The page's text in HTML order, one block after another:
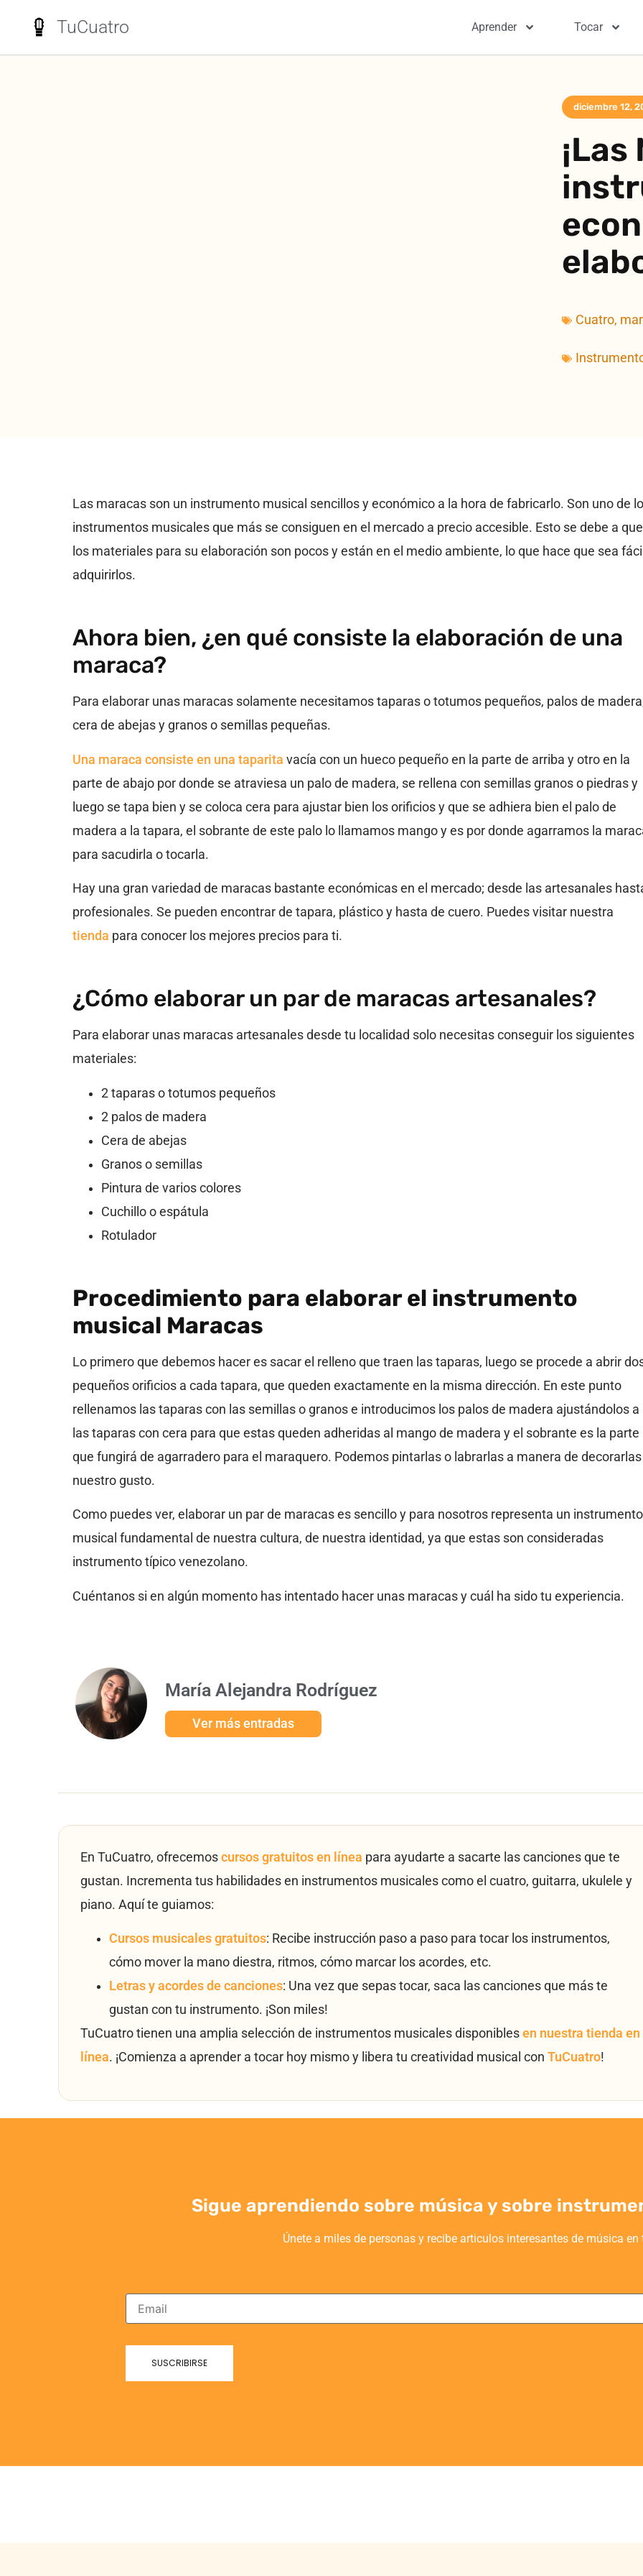
TuCuatro Aprender Tocar
diciembre 12,
Cuatro,
Las maracas son un instrumento musical sencillos y económico a la hora de fabricarlo. Son uno de
instrumentos musicales que más se consiguen en el mercado a precio accesible. Esto se debe a que
los materiales para su elaboración son pocos y están en el medio ambiente, lo que hace que sea
adquirirlos.
Ahora bien, ¿en qué consiste la elaboración de una
maraca?
Para elaborar unas maracas solamente necesitamos taparas o totumos pequeños, palos de
cera de abejas y granos o semillas pequeñas.
Una maraca consiste en una taparita vacía con un hueco pequeño en la parte de arriba y otro en la
parte de abajo por donde se atraviesa un palo de madera, se rellena con semillas granos o piedras y
luego se tapa bien y se coloca cera para ajustar bien los orificios y que se adhiera bien el palo de
madera a la tapara, el sobrante de este palo lo llamamos mango y es por donde agarramos la
para sacudirla o tocarla.
Hay una gran variedad de maracas bastante económicas en el mercado; desde las artesanales
profesionales. Se pueden encontrar de tapara, plástico y hasta de cuero. Puedes visitar nuestra
tienda para conocer los mejores precios para ti.
¿Cómo elaborar un par de maracas artesanales?
Para elaborar unas maracas artesanales desde tu localidad solo necesitas conseguir los siguientes
materiales:
2 taparas o totumos pequeños
2 palos de madera
Cera de abejas
Granos o semillas
Pintura de varios colores
Cuchillo o espátula
Rotulador
Procedimiento para elaborar el instrumento
musical Maracas
Lo primero que debemos hacer es sacar el relleno que traen las taparas, luego se procede a abrir
pequeños orificios a cada tapara, que queden exactamente en la misma dirección. En este punto
rellenamos las taparas con las semillas o granos e introducimos los palos de madera ajustándolos a
las taparas con cera para que estas queden adheridas al mango de madera y el sobrante es la parte
que fungirá de agarradero para el maraquero. Podemos pintarlas o labrarlas a manera de
nuestro gusto.
Como puedes ver, elaborar un par de maracas es sencillo y para nosotros representa un instrumento
musical fundamental de nuestra cultura, de nuestra identidad, ya que estas son consideradas
instrumento típico venezolano.
Cuéntanos si en algún momento has intentado hacer unas maracas y cuál ha sido tu experiencia.
María Alejandra Rodríguez
Ver más entradas
En TuCuatro, ofrecemos cursos gratuitos en línea para ayudarte a sacarte las canciones que te
gustan. Incrementa tus habilidades en instrumentos musicales como el cuatro, guitarra, ukulele y
piano. Aquí te guiamos:
Cursos musicales gratuitos: Recibe instrucción paso a paso para tocar los instrumentos,
cómo mover la mano diestra, ritmos, cómo marcar los acordes, etc.
Letras y acordes de canciones: Una vez que sepas tocar, saca las canciones que más te
gustan con tu instrumento. ¡Son miles!
TuCuatro tienen una amplia selección de instrumentos musicales disponibles en nuestra tienda en
línea. ¡Comienza a aprender a tocar hoy mismo y libera tu creatividad musical con TuCuatro!
Sigue aprendiendo sobre música y sobre
Únete a miles de personas y recibe articulos interesantes de música en